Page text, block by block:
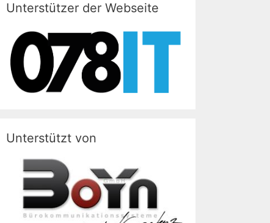
iUnterstützer der Webseite
Unterstützt von